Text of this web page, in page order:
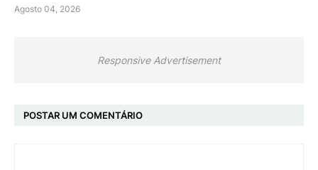
Agosto 04, 2026
Responsive Advertisement
POSTAR UM COMENTÁRIO